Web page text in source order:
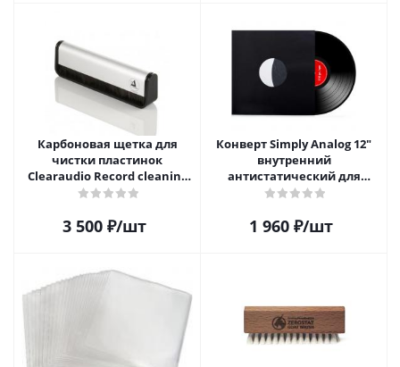
Карбоновая щетка для
чистки пластинок
Clearaudio Record cleaning
brush
3 500₽/шт
Конверт Simply Analog 12"
внутренний
антистатический для
пластинок (25 шт)
1 960₽/шт